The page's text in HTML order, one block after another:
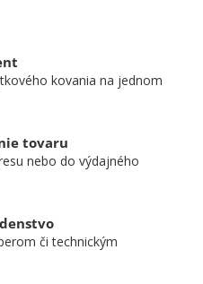
kovania na jednom
tovaru
nebo do výdajného
či technickým